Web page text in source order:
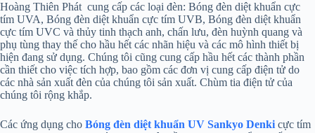
Hoàng Thiên Phát cung cấp các loại đèn: Bóng đèn diệt khuẩn cực
tím UVA, Bóng đèn diệt khuẩn cực tím UVB, Bóng đèn diệt khuẩn
cực tím UVC và thủy tinh thạch anh, chấn lưu, đèn huỳnh quang và
phụ tùng thay thế cho hầu hết các nhãn hiệu và các mô hình thiết bị
hiện đang sử dụng. Chúng tôi cũng cung cấp hầu hết các thành phần
cần thiết cho việc tích hợp, bao gồm các đơn vị cung cấp điện tử do
các nhà sản xuất đèn của chúng tôi sản xuất. Chùm tia điện tử của
chúng tôi rộng khắp.
Các ứng dụng cho Bóng đèn diệt khuẩn UV Sankyo Denki cực tím